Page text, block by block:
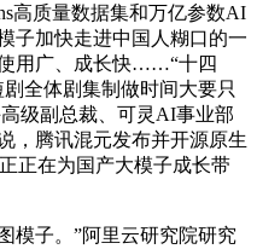
高质量数据集和万亿参数AI
子加快走进中国人糊口的一
用广、成长快……“十四
全体剧集制做时间大要只
级副总裁、可灵AI事业部
，腾讯混元发布并开源原生
正在为国产大模子成长带
子。”阿里云研究院研究